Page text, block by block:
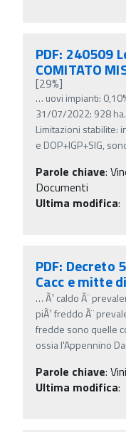
PDF: 240509
COMITATO
[29%]
… uovi impianti:
31/07/2022: 928
Limitazioni stabilite:
e DOP+IGP+SIG,
Parole chiave:
Documenti
Ultima modifica:
PDF: Decreto
Cacc e mitte
…Ã¹ caldo Ã¨
piÃ¹ freddo Ã¨
fredde sono quelle
ossia l'Appennino
Parole chiave:
Ultima modifica: